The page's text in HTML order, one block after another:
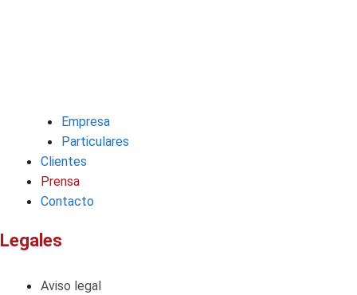
Empresa
Particulares
Clientes
Prensa
Contacto
Legales
Aviso legal